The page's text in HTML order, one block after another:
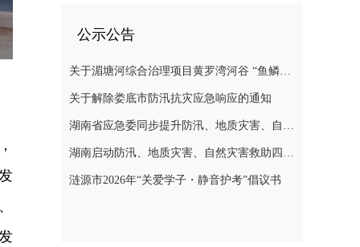
公示公告
关于湄塘河综合治理项目黄罗湾河谷 “鱼鳞坝”区域不对外开放的公告
关于解除娄底市防汛抗灾应急响应的通知
湖南省应急委同步提升防汛、地质灾害、自然灾害救助应急响应至三级
湖南启动防汛、地质灾害、自然灾害救助四级应急响应
涟源市2026年“关爱学子・静音护考”倡议书